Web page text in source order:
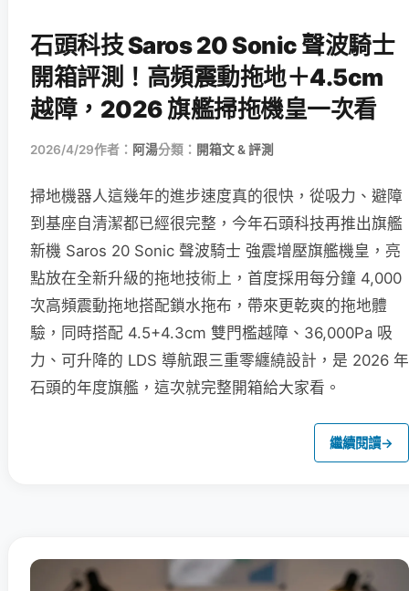
石頭科技 Saros 20 Sonic 聲波騎士
開箱評測！高頻震動拖地＋4.5cm
越障，2026 旗艦掃拖機皇一次看
2026/4/29作者： 阿湯分類： 開箱文 & 評測
掃地機器人這幾年的進步速度真的很快，從吸力、避障
到基座自清潔都已經很完整，今年石頭科技再推出旗艦
新機 Saros 20 Sonic 聲波騎士 強震增壓旗艦機皇，亮
點放在全新升級的拖地技術上，首度採用每分鐘 4,000
次高頻震動拖地搭配鎖水拖布，帶來更乾爽的拖地體
驗，同時搭配 4.5+4.3cm 雙門檻越障、36,000Pa 吸
力、可升降的 LDS 導航跟三重零纏繞設計，是 2026 年
石頭的年度旗艦，這次就完整開箱給大家看。
繼續閱讀→